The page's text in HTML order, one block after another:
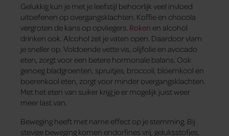
Gelukkig kun je met je leefstijl behoorlijk veel invloed
uitoefenen op overgangsklachten. Koffie en chocola
vergroten de kans op opvliegers. Roken en alcohol
drinken ook. Alcohol zet je vaten open. Daardoor vlam
je sneller op. Voldoende vette vis, olijfolie en avocado
eten, zorgt voor een betere hormonale balans. Ook
genoeg bladgroenten, spruitjes, broccoli, bloemkool en
boerenkool eten, zorgt voor minder overgangsklachten.
Met het eten van suiker krijg je er mogelijk juist weer
meer last van.
Beweging heeft met name effect op je stemming. Bij
stevige beweging komen endorfines vrij, geluksstofjes,